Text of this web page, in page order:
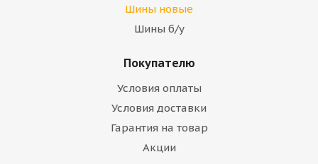
Шины новые
Шины б/у
Покупателю
Условия оплаты
Условия доставки
Гарантия на товар
Акции